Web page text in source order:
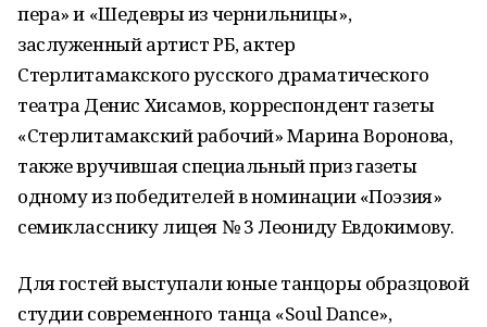
пера» и «Шедевры из чернильницы»,
заслуженный артист РБ, актер
Стерлитамакского русского драматического
театра Денис Хисамов, корреспондент газеты
«Стерлитамакский рабочий» Марина Воронова,
также вручившая специальный приз газеты
одному из победителей в номинации «Поэзия»
семикласснику лицея № 3 Леониду Евдокимову.
Для гостей выступали юные танцоры образцовой
студии современного танца «Soul Dance»,